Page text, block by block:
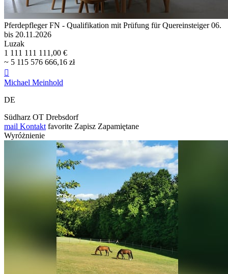
Pferdepfleger FN - Qualifikation mit Prüfung für Quereinsteiger 06.
bis 20.11.2026
Luzak
1 111 111 111,00 €
~ 5 115 576 666,16 zł

Michael Meinhold
DE
Südharz OT Drebsdorf
mail Kontakt favorite Zapisz Zapamiętane
Wyróżnienie